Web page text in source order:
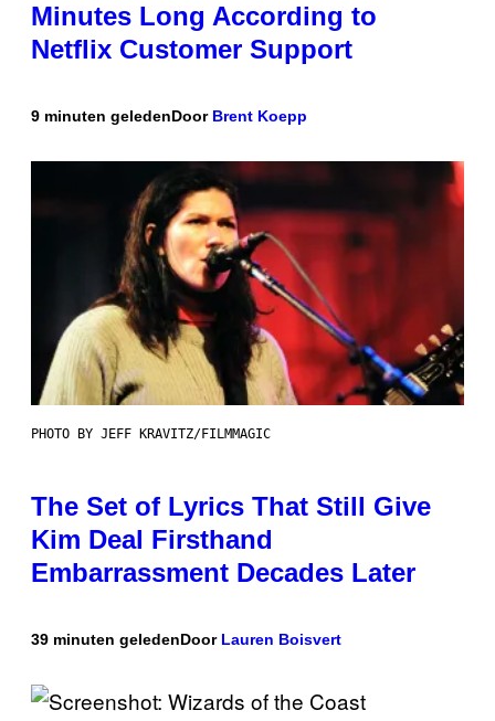
Minutes Long According to
Netflix Customer Support
9 minuten geledenDoor Brent Koepp
PHOTO BY JEFF KRAVITZ/FILMMAGIC
The Set of Lyrics That Still Give
Kim Deal Firsthand
Embarrassment Decades Later
39 minuten geledenDoor Lauren Boisvert